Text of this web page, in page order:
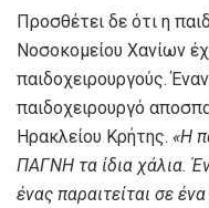
Προσθέτει δε ότι η
Νοσοκομείου Χανίων
παιδοχειρουργούς.
παιδοχειρουργό
Ηρακλείου Κρήτης. «Η
ΠΑΓΝΗ τα ίδια χάλια.
ένας παραιτείται σε